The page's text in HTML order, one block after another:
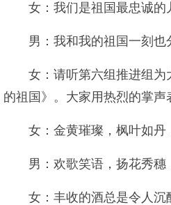
女：我们是祖国最忠诚的
男：我和我的祖国一刻也
女：请听第六组推进组
的祖国》。大家用热烈的掌声
女：金黄璀璨，枫叶如丹
男：欢歌笑语，扬花秀穗
女：丰收的酒总是令人沉